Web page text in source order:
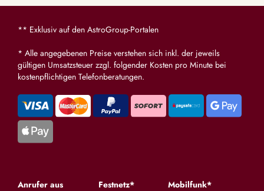
** Exklusiv auf den AstroGroup-Portalen
* Alle angegebenen Preise verstehen sich inkl. der jeweils
gültigen Umsatzsteuer zzgl. folgender Kosten pro Minute bei
kostenpflichtigen Telefonberatungen.
Anrufer aus Festnetz*
Mobilfunk*